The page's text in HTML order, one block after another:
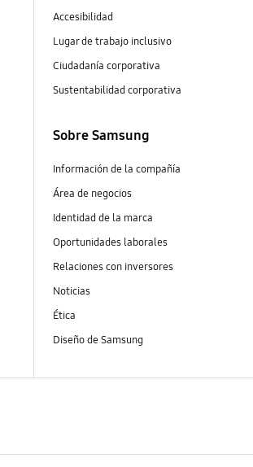
Accesibilidad
Lugar de trabajo inclusivo
Ciudadanía corporativa
Sustentabilidad corporativa
Sobre Samsung
Información de la compañía
Área de negocios
Identidad de la marca
Oportunidades laborales
Relaciones con inversores
Noticias
Ética
Diseño de Samsung